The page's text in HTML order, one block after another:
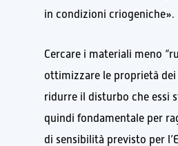
in condizioni criogeniche».
Cercare i materiali meno
ottimizzare le proprietà dei
ridurre il disturbo che essi
quindi fondamentale per
di sensibilità previsto per